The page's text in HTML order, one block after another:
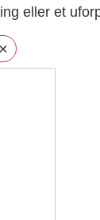
eller et
×